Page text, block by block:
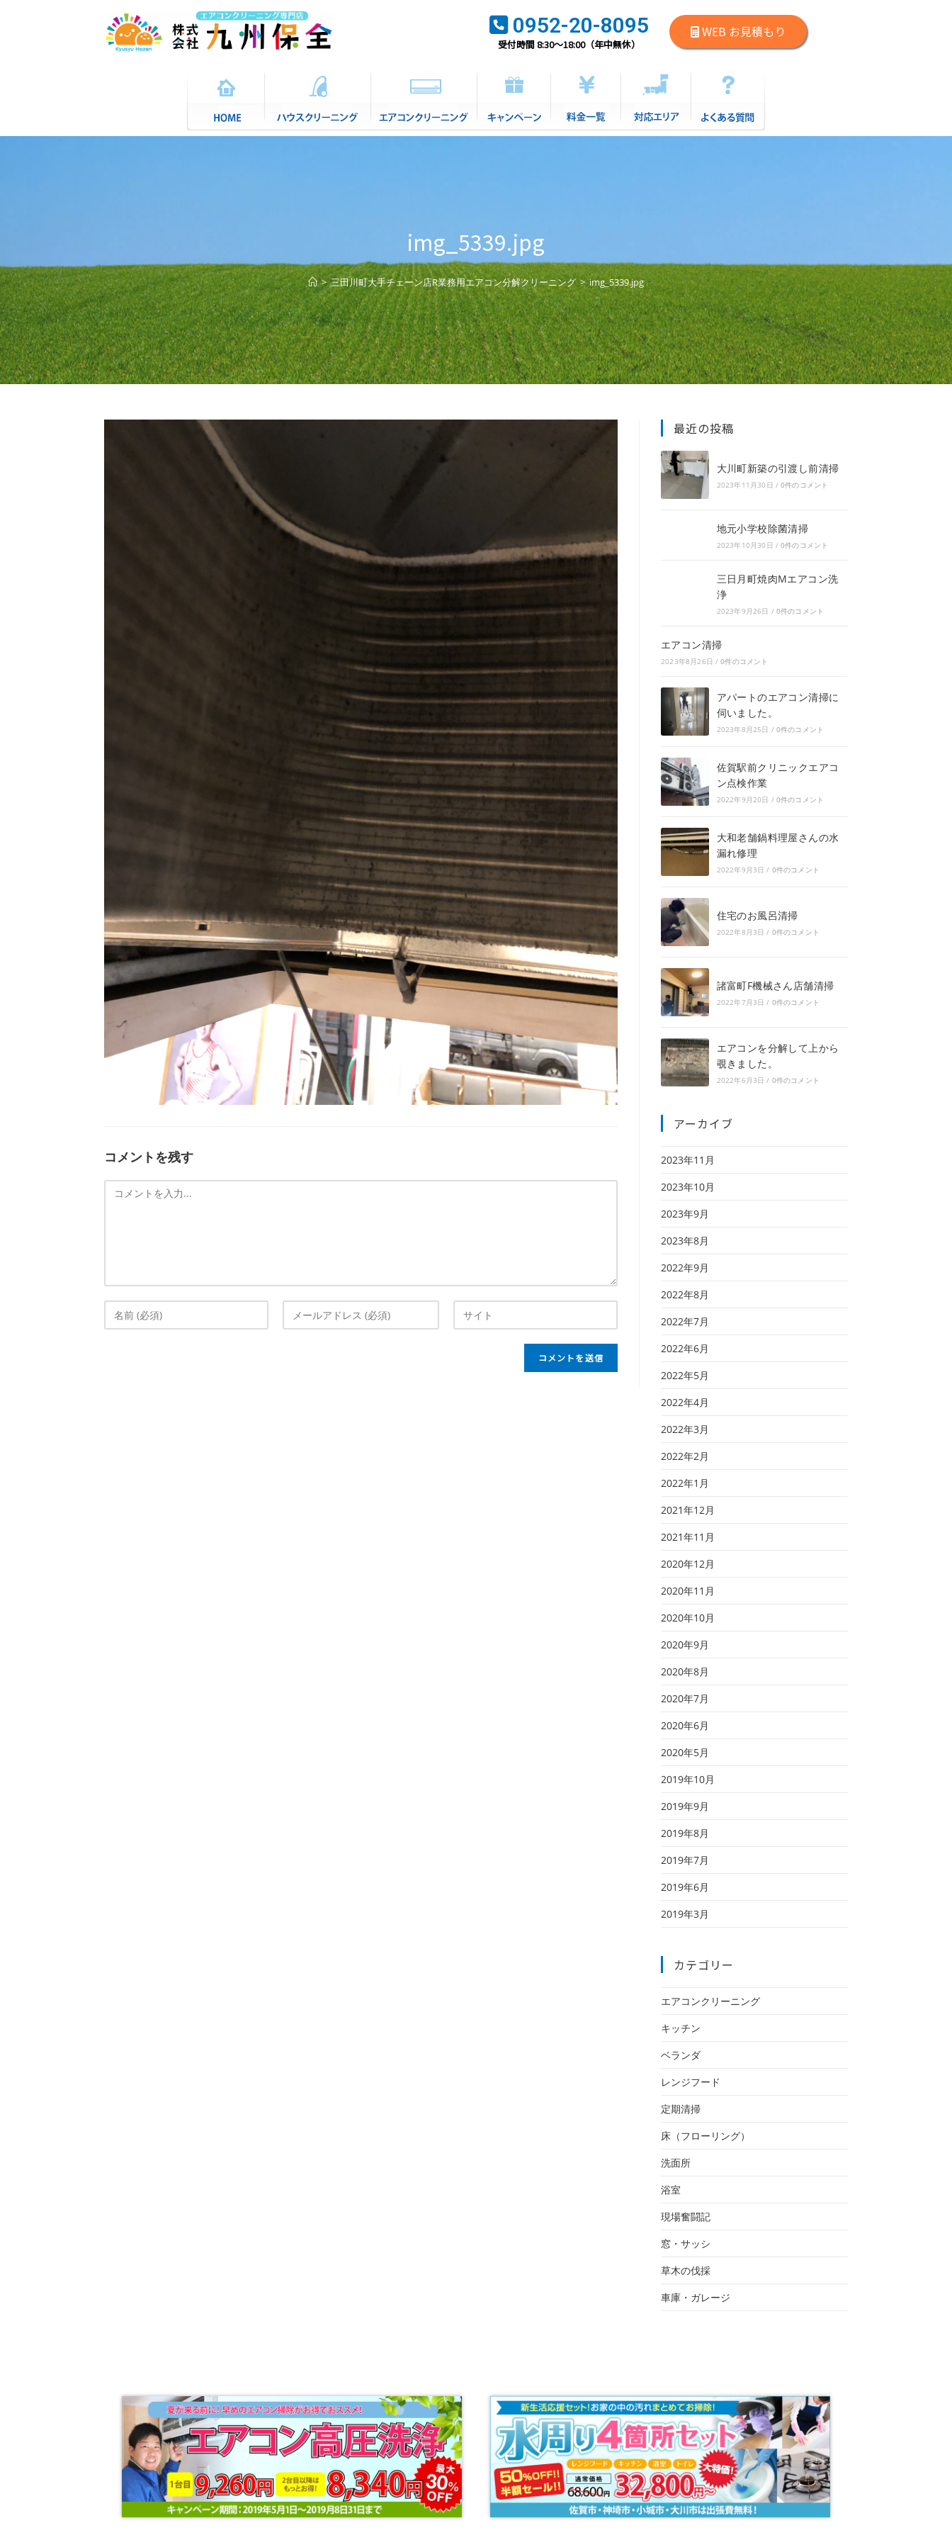
0952-20-8095
受付時間 8:30～18:00（年中無休）
WEB お見積もり
img_5339.jpg
> 三田川町大手チェーン店R業務用エアコン分解クリーニング > img_5339.jpg
コメントを残す
最近の投稿
大川町新築の引渡し前清掃
2023年11月30日 / 0件のコメント
地元小学校除菌清掃
2023年10月30日 / 0件のコメント
三日月町焼肉Mエアコン洗
浄
2023年9月26日 / 0件のコメント
エアコン清掃
2023年8月26日 / 0件のコメント
アパートのエアコン清掃に
伺いました。
2023年8月25日 / 0件のコメント
佐賀駅前クリニックエアコ
ン点検作業
2022年9月20日 / 0件のコメント
大和老舗鍋料理屋さんの水
漏れ修理
2022年9月3日 / 0件のコメント
住宅のお風呂清掃
2022年8月3日 / 0件のコメント
諸富町F機械さん店舗清掃
2022年7月3日 / 0件のコメント
エアコンを分解して上から
覗きました。
2022年6月3日 / 0件のコメント
アーカイブ
2023年11月
2023年10月
2023年9月
2023年8月
2022年9月
2022年8月
2022年7月
2022年6月
2022年5月
2022年4月
2022年3月
2022年2月
2022年1月
2021年12月
2021年11月
2020年12月
2020年11月
2020年10月
2020年9月
2020年8月
2020年7月
2020年6月
2020年5月
2019年10月
2019年9月
2019年8月
2019年7月
2019年6月
2019年3月
カテゴリー
エアコンクリーニング
キッチン
ベランダ
レンジフード
定期清掃
床（フローリング）
洗面所
浴室
現場奮闘記
窓・サッシ
草木の伐採
車庫・ガレージ